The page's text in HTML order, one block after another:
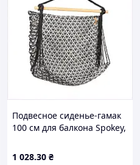
Подвесное сиденье-гамак
100 см для балкона Spokey,
1 028.30 ₴